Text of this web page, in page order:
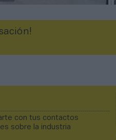
con tus contactos
sobre la industria